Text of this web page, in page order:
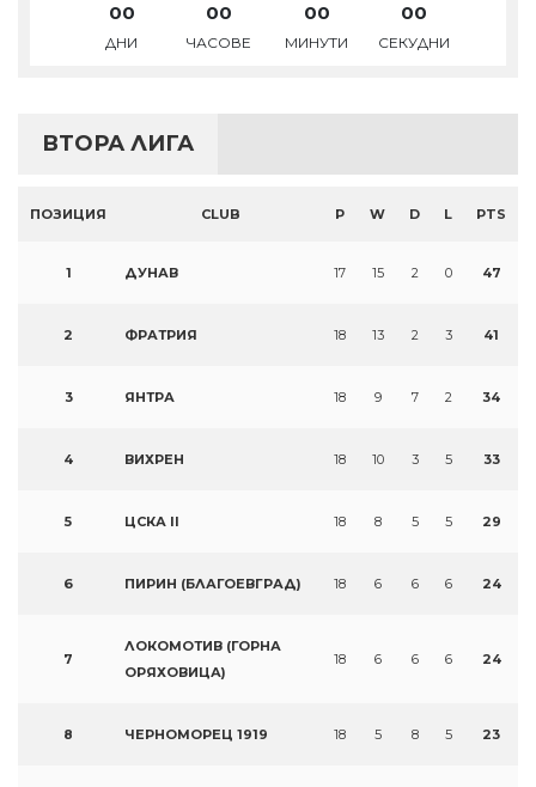
00
ДНИ
00
ЧАСОВЕ
00
МИНУТИ
00
СЕКУДНИ
ВТОРА ЛИГА
ПОЗИЦИЯ CLUB P W D L PTS
1 ДУНАВ 17 15 2 0 47
2 ФРАТРИЯ 18 13 2 3 41
3 ЯНТРА 18 9 7 2 34
4 ВИХРЕН 18 10 3 5 33
5 ЦСКА II 18 8 5 5 29
6 ПИРИН (БЛАГОЕВГРАД) 18 6 6 6 24
7
ЛОКОМОТИВ (ГОРНА
ОРЯХОВИЦА)
18 6 6 6 24
8 ЧЕРНОМОРЕЦ 1919 18 5 8 5 23